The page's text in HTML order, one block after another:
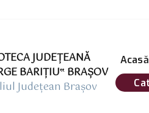
JUDEȚEANĂ
BARIŢIU‟ BRAŞOV
Județean Brașov
Acasă